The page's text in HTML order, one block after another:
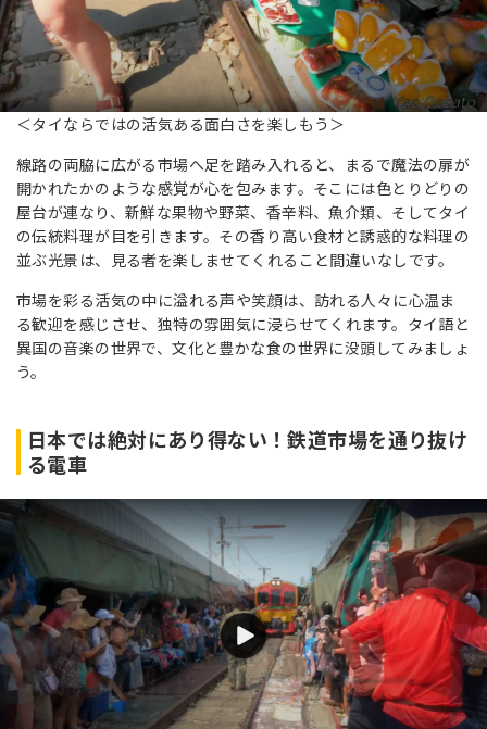
＜タイならではの活気ある面白さを楽しもう＞
線路の両脇に広がる市場へ足を踏み入れると、まるで魔法の扉が
開かれたかのような感覚が心を包みます。そこには色とりどりの
屋台が連なり、新鮮な果物や野菜、香辛料、魚介類、そしてタイ
の伝統料理が目を引きます。その香り高い食材と誘惑的な料理の
並ぶ光景は、見る者を楽しませてくれること間違いなしです。
市場を彩る活気の中に溢れる声や笑顔は、訪れる人々に心温ま
る歓迎を感じさせ、独特の雰囲気に浸らせてくれます。タイ語と
異国の音楽の世界で、文化と豊かな食の世界に没頭してみましょ
う。
日本では絶対にあり得ない！鉄道市場を通り抜け
る電車